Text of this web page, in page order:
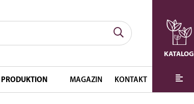
KATALOG
PRODUKTION MAGAZIN KONTAKT